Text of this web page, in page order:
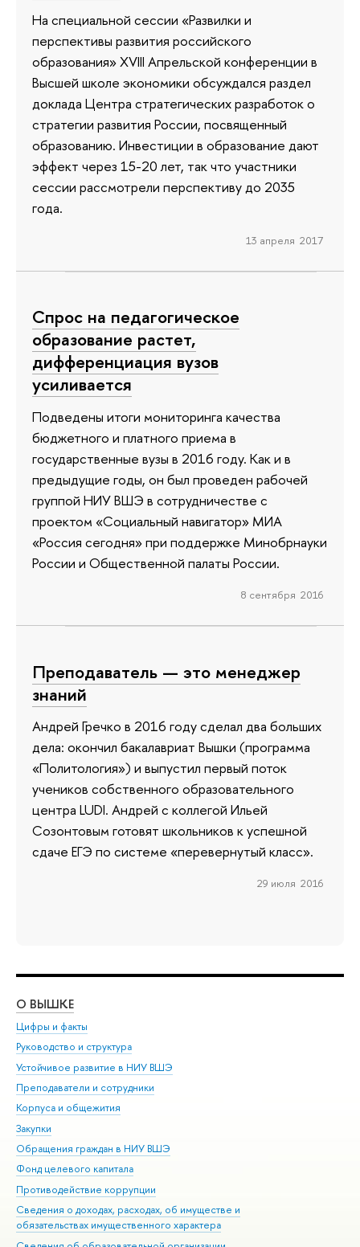
На специальной сессии «Развилки и
перспективы развития российского
образования» XVIII Апрельской конференции в
Высшей школе экономики обсуждался раздел
доклада Центра стратегических разработок о
стратегии развития России, посвященный
образованию. Инвестиции в образование дают
эффект через 15-20 лет, так что участники
сессии рассмотрели перспективу до 2035
года.
13 апреля 2017
Спрос на педагогическое
образование растет,
дифференциация вузов
усиливается
Подведены итоги мониторинга качества
бюджетного и платного приема в
государственные вузы в 2016 году. Как и в
предыдущие годы, он был проведен рабочей
группой НИУ ВШЭ в сотрудничестве с
проектом «Социальный навигатор» МИА
«Россия сегодня» при поддержке Минобрнауки
России и Общественной палаты России.
8 сентября 2016
Преподаватель — это менеджер
знаний
Андрей Гречко в 2016 году сделал два больших
дела: окончил бакалавриат Вышки (программа
«Политология») и выпустил первый поток
учеников собственного образовательного
центра LUDI. Андрей с коллегой Ильей
Созонтовым готовят школьников к успешной
сдаче ЕГЭ по системе «перевернутый класс».
29 июля 2016
О ВЫШКЕ
Цифры и факты
Руководство и структура
Устойчивое развитие в НИУ ВШЭ
Преподаватели и сотрудники
Корпуса и общежития
Закупки
Обращения граждан в НИУ ВШЭ
Фонд целевого капитала
Противодействие коррупции
Сведения о доходах, расходах, об имуществе и
обязательствах имущественного характера